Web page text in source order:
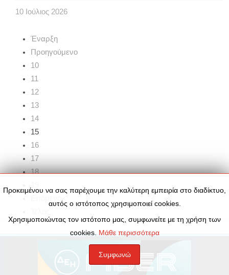
10 Ιούλιος 2026
Έναρξη
Προηγούμενο
10
11
12
13
14
15
16
17
18
Προκειμένου να σας παρέχουμε την καλύτερη εμπειρία στο διαδίκτυο,
αυτός ο ιστότοπος χρησιμοποιεί cookies.
Χρησιμοποιώντας τον ιστότοπο μας, συμφωνείτε με τη χρήση των
cookies. Μάθε περισσότερα
Συμφωνώ